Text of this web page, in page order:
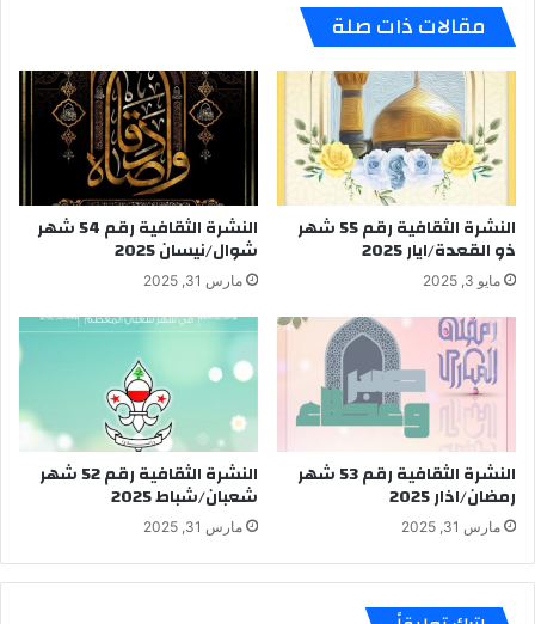
مقالات ذات صلة
النشرة الثقافية رقم 55 شهر
ذو القعدة/ايار 2025
مايو 3, 2025
النشرة الثقافية رقم 54 شهر
شوال/نيسان 2025
مارس 31, 2025
النشرة الثقافية رقم 53 شهر
رمضان/اذار 2025
مارس 31, 2025
النشرة الثقافية رقم 52 شهر
شعبان/شباط 2025
مارس 31, 2025